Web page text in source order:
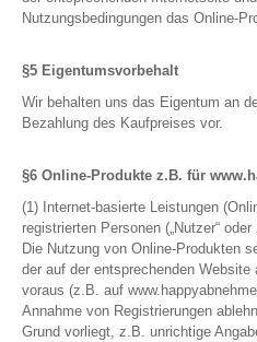
Nutzungsbedingungen das Online-
§5 Eigentumsvorbehalt
Wir behalten uns das Eigentum an
Bezahlung des Kaufpreises vor.
§6 Online-Produkte z.B. für
(1) Internet-basierte Leistungen
registrierten Personen („Nutzer“
Die Nutzung von Online-Produkten
der auf der entsprechenden
voraus (z.B. auf
Annahme von Registrierungen
Grund vorliegt, z.B. unrichtige